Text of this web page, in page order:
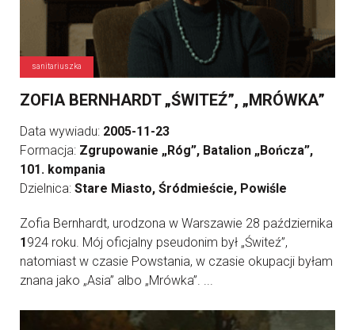
sanitariuszka
ZOFIA BERNHARDT „ŚWITEŹ”, „MRÓWKA”
Data wywiadu: 2005-11-23
Formacja: Zgrupowanie „Róg”, Batalion „Bończa”,
101. kompania
Dzielnica: Stare Miasto, Śródmieście, Powiśle
Zofia Bernhardt, urodzona w Warszawie 28 października
1 924 roku. Mój oficjalny pseudonim był „Świteź”,
natomiast w czasie Powstania, w czasie okupacji byłam
znana jako „Asia” albo „Mrówka”. ...